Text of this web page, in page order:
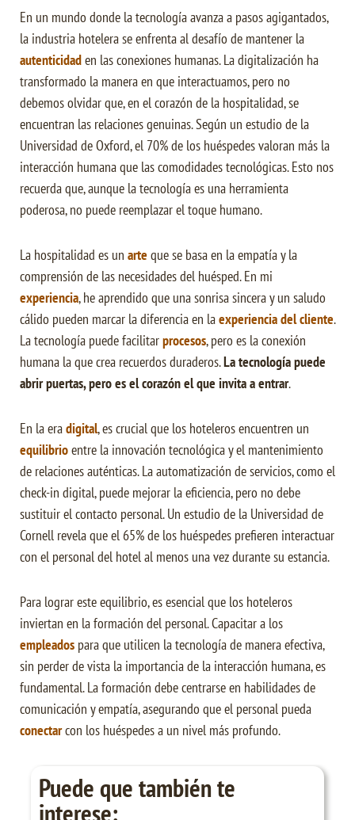
En un mundo donde la tecnología avanza a pasos agigantados,
la industria hotelera se enfrenta al desafío de mantener la
autenticidaden las conexiones humanas. La digitalización ha
transformado la manera en que interactuamos, pero no
debemos olvidar que, en el corazón de la hospitalidad, se
encuentran las relaciones genuinas. Según un estudio de la
Universidad de Oxford, el 70% de los huéspedes valoran más la
interacción humana que las comodidades tecnológicas. Esto nos
recuerda que, aunque la tecnología es una herramienta
poderosa, no puede reemplazar el toque humano.
La hospitalidad es un arte que se basa en la empatía y la
comprensión de las necesidades del huésped. En mi
experiencia, he aprendido que una sonrisa sincera y un saludo
cálido pueden marcar la diferencia en laexperiencia del cliente.
La tecnología puede facilitarprocesos, pero es la conexión
humana la que crea recuerdos duraderos.La tecnología puede
abrir puertas, pero es el corazón el que invita a entrar.
En la eradigital, es crucial que los hoteleros encuentren un
equilibrioentre la innovación tecnológica y el mantenimiento
de relaciones auténticas. La automatización de servicios, como el
check-in digital, puede mejorar la eficiencia, pero no debe
sustituir el contacto personal. Un estudio de la Universidad de
Cornell revela que el 65% de los huéspedes prefieren interactuar
con el personal del hotel al menos una vez durante su estancia.
Para lograr este equilibrio, es esencial que los hoteleros
inviertan en la formación del personal. Capacitar a los
empleados para que utilicen la tecnología de manera efectiva,
sin perder de vista la importancia de la interacción humana, es
fundamental. La formación debe centrarse en habilidades de
comunicación y empatía, asegurando que el personal pueda
conectarcon los huéspedes a un nivel más profundo.
Puede que también te
interese: